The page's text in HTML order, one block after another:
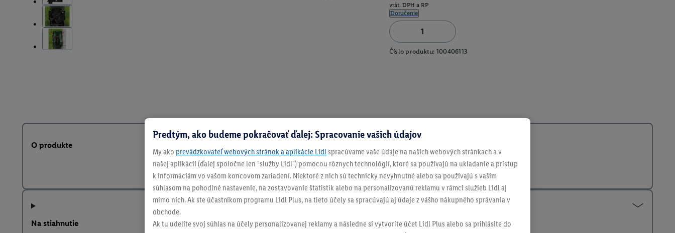
vrát. DPH a RP
Doručenie
Číslo produktu: 100406113
O produkte
Na stiahnutie
Predtým, ako budeme pokračovať ďalej: Spracovanie vašich údajov
My ako prevádzkovateľ webových stránok a aplikácie Lidl spracúvame vaše údaje na našich webových stránkach a v
našej aplikácii (ďalej spoločne len "služby Lidl") pomocou rôznych technológií, ktoré sa používajú na ukladanie a prístup
k informáciám vo vašom koncovom zariadení. Niektoré z nich sú technicky nevyhnutné alebo sa používajú s vaším
súhlasom na pohodlné nastavenie, na zostavovanie štatistík alebo na personalizovanú reklamu v rámci služieb Lidl aj
mimo nich. Ak ste účastníkom programu Lidl Plus, na tieto účely sa spracúvajú aj údaje z vášho nákupného správania v
obchode.
Ak tu udelíte svoj súhlas na účely personalizovanej reklamy a následne si vytvoríte účet Lidl Plus alebo sa prihlásite do